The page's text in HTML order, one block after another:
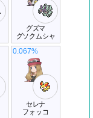
グズマ
グソクムシャ
セレナ
フォッコ
0.067%